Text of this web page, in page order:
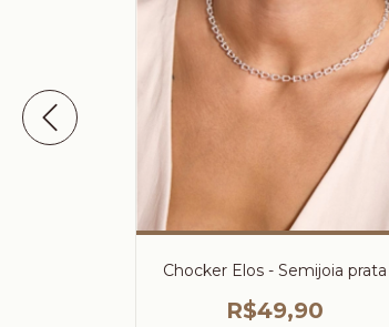
Chocker Elos - Semijoia prata
R$49,90